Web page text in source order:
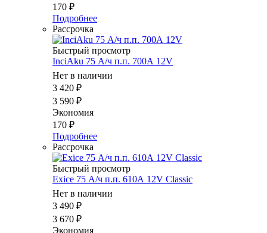
170 ₽
Подробнее
Рассрочка
Быстрый просмотр
InciAku 75 А/ч п.п. 700А 12V
Нет в наличии
3 420 ₽
3 590 ₽
Экономия
170 ₽
Подробнее
Рассрочка
Быстрый просмотр
Exice 75 А/ч п.п. 610А 12V Classic
Нет в наличии
3 490 ₽
3 670 ₽
Экономия